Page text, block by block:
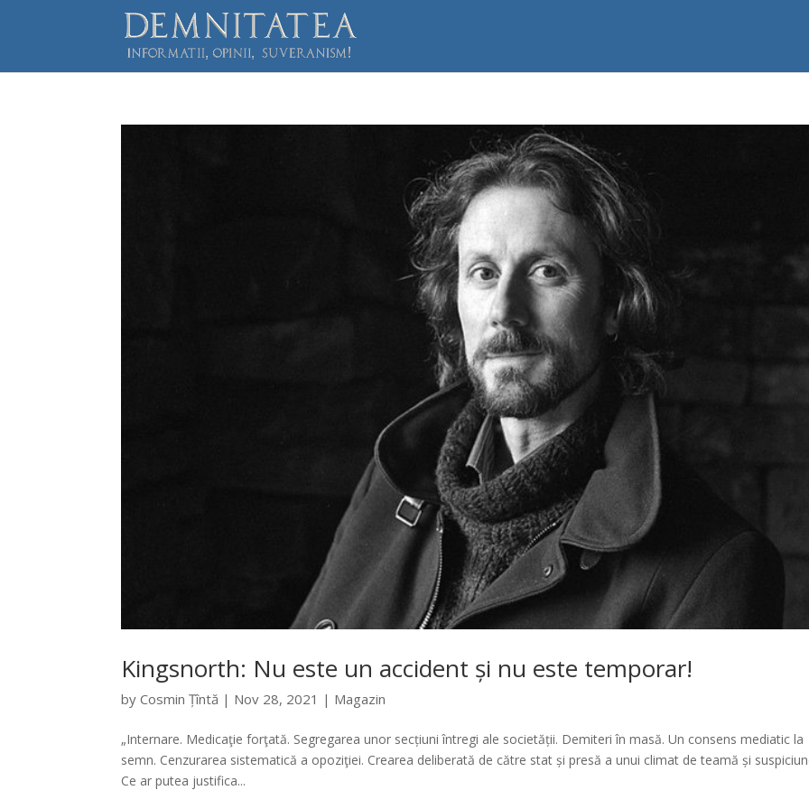
Kingsnorth: Nu este un accident și nu este temporar!
byCosmin Țîntă | Nov 28, 2021 | Magazin
„Internare. Medicaţie forţată. Segregarea unor secțiuni întregi ale societății. Demiteri în masă. Un consens mediatic la
semn. Cenzurarea sistematică a opoziţiei. Crearea deliberată de către stat și presă a unui climat de teamă și
Ce ar putea justifica...